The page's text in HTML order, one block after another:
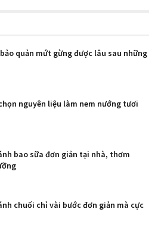
quản mứt gừng được lâu sau những
nguyên liệu làm nem nướng tươi
bao sữa đơn giản tại nhà, thơm
chuối chỉ vài bước đơn giản mà cực